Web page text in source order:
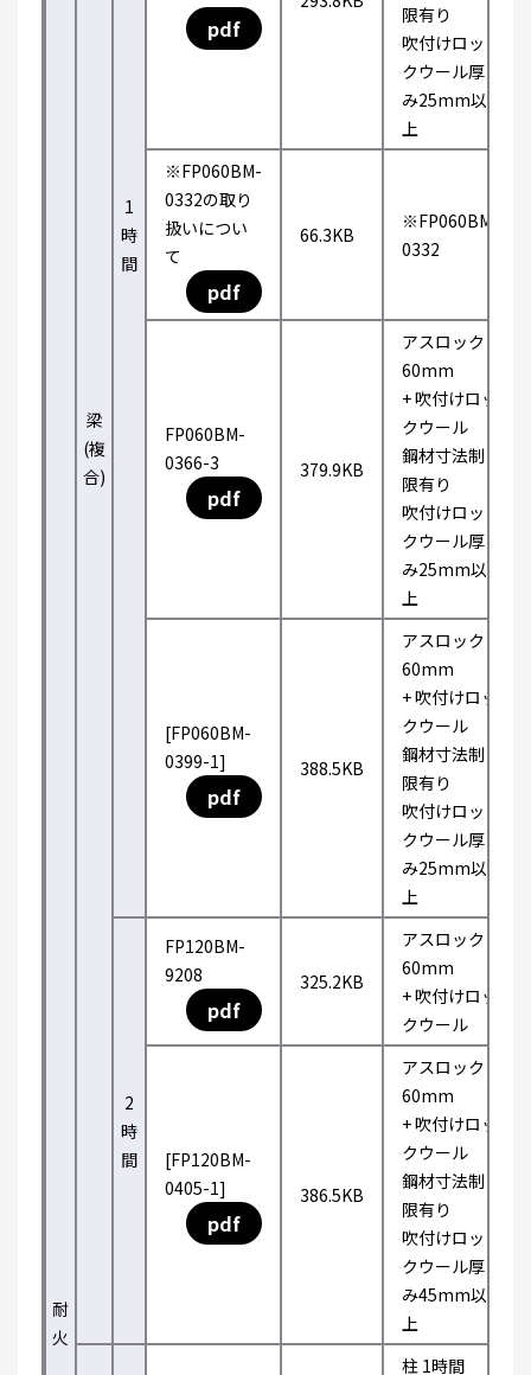
耐
火
梁
(複
合)
1
時
間
pdf
限有り
吹付けロッ
クウール厚
み25mm以
上
※FP060BM-
0332の取り
扱いについ
て
pdf
66.3KB
※FP060BM-
0332
FP060BM-
0366-3
pdf
379.9KB
アスロック
60mm
+ 吹付けロッ
クウール
鋼材寸法制
限有り
吹付けロッ
クウール厚
み25mm以
上
[FP060BM-
0399-1]
pdf
388.5KB
アスロック
60mm
+ 吹付けロッ
クウール
鋼材寸法制
限有り
吹付けロッ
クウール厚
み25mm以
上
2
時
間
FP120BM-
9208
pdf
325.2KB
アスロック
60mm
+ 吹付けロッ
クウール
[FP120BM-
0405-1]
pdf
386.5KB
アスロック
60mm
+ 吹付けロッ
クウール
鋼材寸法制
限有り
吹付けロッ
クウール厚
み45mm以
上
柱 1時間